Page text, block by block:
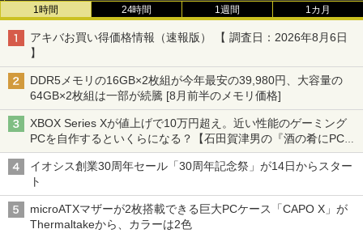
1時間 24時間 1週間 1カ月
アキバお買い得価格情報（速報版） 【 調査日：2026年8月6日
】
DDR5メモリの16GB×2枚組が今年最安の39,980円、大容量の
64GB×2枚組は一部が続騰 [8月前半のメモリ価格]
XBOX Series Xが値上げで10万円超え。近い性能のゲーミング
PCを自作するといくらになる？【石田賀津男の『酒の肴にPCゲ
ーム』】
イオシス創業30周年セール「30周年記念祭」が14日からスター
ト
microATXマザーが2枚搭載できる巨大PCケース「CAPO X」が
Thermaltakeから、カラーは2色